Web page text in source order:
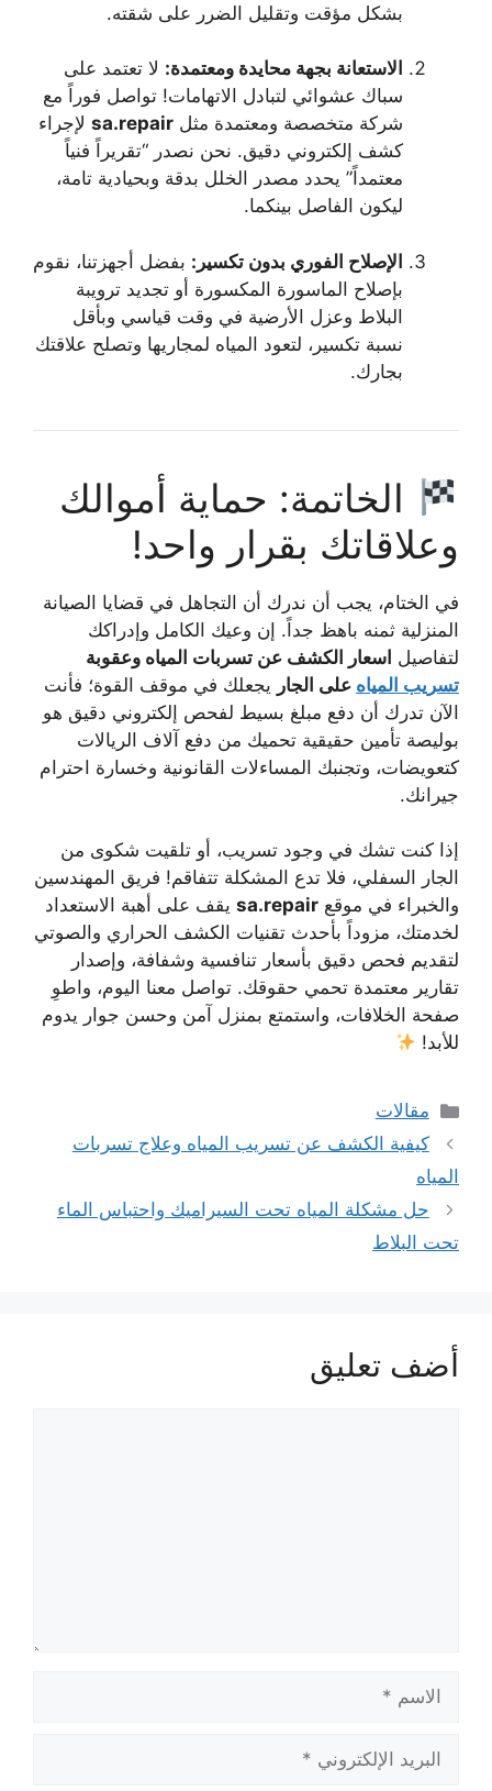
بشكل مؤقت وتقليل الضرر على شقته.
الاستعانة بجهة محايدة ومعتمدة: لا تعتمد على
سباك عشوائي لتبادل الاتهامات! تواصل فوراً مع
شركة متخصصة ومعتمدة مثل sa.repair لإجراء
كشف إلكتروني دقيق. نحن نصدر “تقريراً فنياً
معتمداً” يحدد مصدر الخلل بدقة وبحيادية تامة،
ليكون الفاصل بينكما.
الإصلاح الفوري بدون تكسير: بفضل أجهزتنا، نقوم
بإصلاح الماسورة المكسورة أو تجديد ترويبة
البلاط وعزل الأرضية في وقت قياسي وبأقل
نسبة تكسير، لتعود المياه لمجاريها وتصلح علاقتك
بجارك.
الخاتمة: حماية أموالك
وعلاقاتك بقرار واحد!
في الختام، يجب أن ندرك أن التجاهل في قضايا الصيانة
المنزلية ثمنه باهظ جداً. إن وعيك الكامل وإدراكك
لتفاصيل اسعار الكشف عن تسربات المياه وعقوبة
تسريب المياه على الجار يجعلك في موقف القوة؛ فأنت
الآن تدرك أن دفع مبلغ بسيط لفحص إلكتروني دقيق هو
بوليصة تأمين حقيقية تحميك من دفع آلاف الريالات
كتعويضات، وتجنبك المساءلات القانونية وخسارة احترام
جيرانك.
إذا كنت تشك في وجود تسريب، أو تلقيت شكوى من
الجار السفلي، فلا تدع المشكلة تتفاقم! فريق المهندسين
والخبراء في موقع sa.repair يقف على أهبة الاستعداد
لخدمتك، مزوداً بأحدث تقنيات الكشف الحراري والصوتي
لتقديم فحص دقيق بأسعار تنافسية وشفافة، وإصدار
تقارير معتمدة تحمي حقوقك. تواصل معنا اليوم، واطوِ
صفحة الخلافات، واستمتع بمنزل آمن وحسن جوار يدوم
للأبد!
التصنيفات
مقالات
كيفية الكشف عن تسريب المياه وعلاج تسربات
المياه
حل مشكلة المياه تحت السيراميك واحتباس الماء
تحت البلاط
أضف تعليق
الاسم
البريد
الإلكتروني